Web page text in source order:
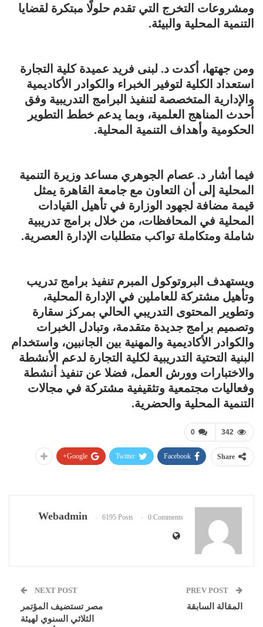
ومشروعات التخرج التي تقدم حلولًا مبتكرة لقضايا
التنمية المحلية والبيئة.
ومن جهتها، أكدت د. لبنى فريد عميدة كلية التجارة
استعداد الكلية لتوفير الخبراء والكوادر الأكاديمية
والإدارية المتخصصة لتنفيذ البرامج التدريبية وفق
أحدث المناهج العلمية، وبما يدعم خطط التطوير
الحكومية وأهداف التنمية المحلية.
فيما أشار د. عصام الجوهري مساعد وزيرة التنمية
المحلية إلى أن التعاون مع جامعة القاهرة يمثل
قيمة مضافة لجهود الوزارة في تأهيل القيادات
المحلية في المحافظات، من خلال برامج تدريبية
شاملة ومتكاملة تواكب متطلبات الإدارة العصرية.
ويستهدف البروتوكول المبرم تنفيذ برامج تدريب
وتأهيل مشتركة للعاملين في الإدارة المحلية،
وتطوير المحتوى التدريبي الحالي بمركز سقارة
وتصميم برامج جديدة متقدمة، وتبادل الخبرات
والكوادر الأكاديمية والمهنية بين الجانبين، واستخدام
البنية التحتية التدريبية لكلية التجارة لدعم الأنشطة
والاختبارات وورش العمل، فضلا عن تنفيذ أنشطة
وفعاليات مجتمعية وتثقيفية مشتركة في مجالات
التنمية المحلية والحضرية.
0 342
Share
Facebook
Twitter
Google+
Webadmin 6195 Posts 0 Comments
المقالة السابقة
NEXT POST
مصر تستضيف المؤتمر
الثلاثي السنوي لهيئة